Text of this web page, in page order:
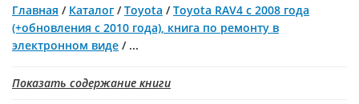
Главная / Каталог /Toyota /Toyota RAV4 с 2008 года
(+обновления с 2010 года), книга по ремонту в
электронном виде / ...
Показать содержание книги